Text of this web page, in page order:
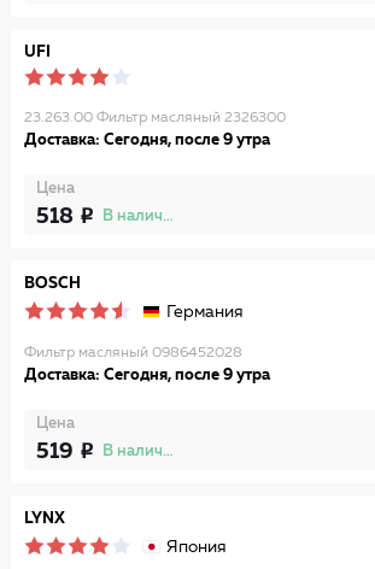
UFI
23.263.00 Фильтр масляный 2326300
Доставка: Сегодня, после 9 утра
Цена
518 В наличии
BOSCH
Германия
Фильтр масляный 0986452028
Доставка: Сегодня, после 9 утра
Цена
519 В наличии
LYNX
Япония